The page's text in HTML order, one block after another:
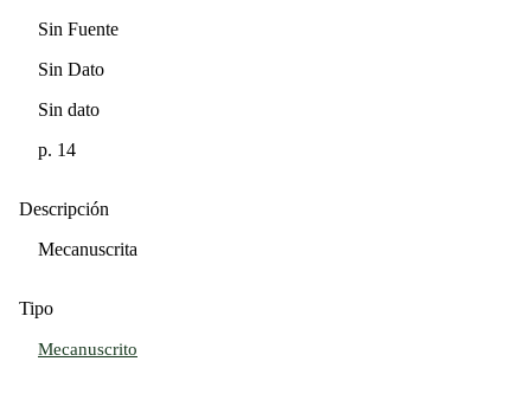
Sin Fuente
Sin Dato
Sin dato
p. 14
Descripción
Mecanuscrita
Tipo
Mecanuscrito